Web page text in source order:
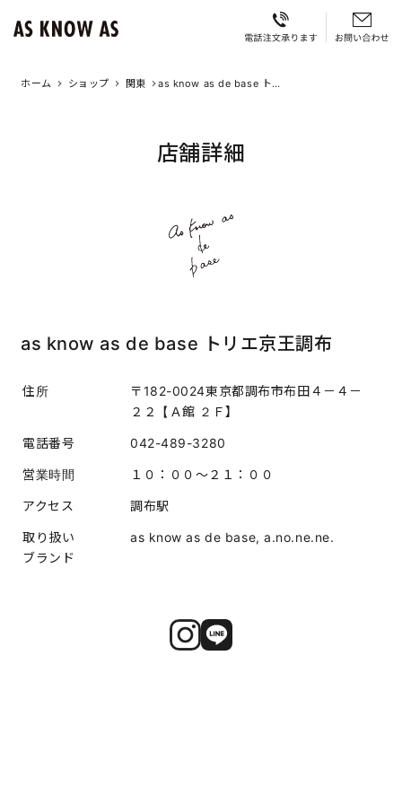
ホーム ショップ 関東
as know as de base トリ
店舗詳細
as know as de base トリエ京王調布
住所
〒182-0024東京都調布市布田４－４－
２２【Ａ館 ２Ｆ】
電話番号 042-489-3280
営業時間 １０：００～２１：００
アクセス 調布駅
取り扱い
ブランド
as know as de base, a.no.ne.ne.